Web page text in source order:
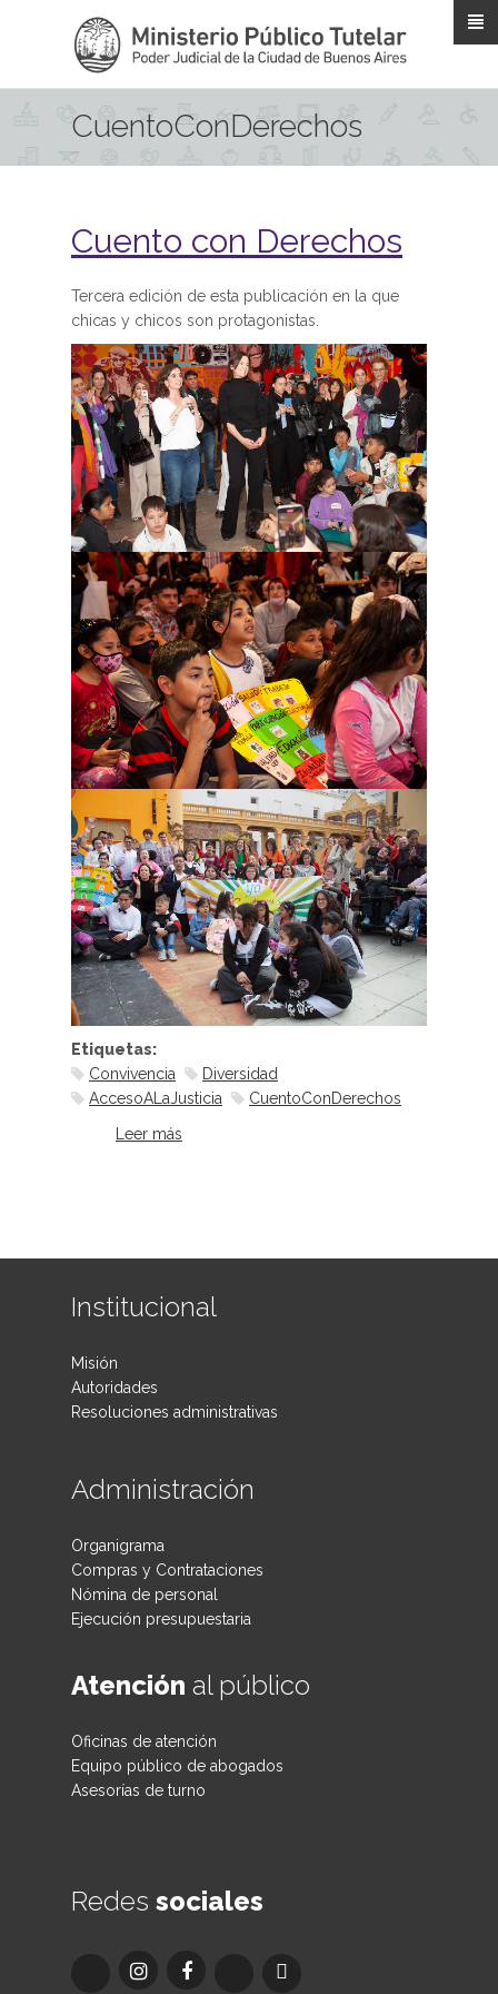
CuentoConDerechos
Cuento con Derechos
Tercera edición de esta publicación en la que
chicas y chicos son protagonistas.
Etiquetas:
Convivencia
Diversidad
AccesoALaJusticia
CuentoConDerechos
Leer más
Institucional
Misión
Autoridades
Resoluciones administrativas
Administración
Organigrama
Compras y Contrataciones
Nómina de personal
Ejecución presupuestaria
Atención al público
Oficinas de atención
Equipo público de abogados
Asesorías de turno
Redes sociales